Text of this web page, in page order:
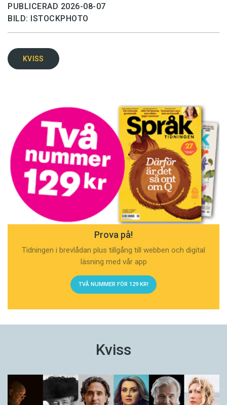
PUBLICERAD 2026-08-07
BILD: ISTOCKPHOTO
KVISS
Prova på!
Tidningen i brevlådan plus tillgång till webben och digital
läsning med vår app
TVÅ NUMMER FÖR 129 KR!
Kviss